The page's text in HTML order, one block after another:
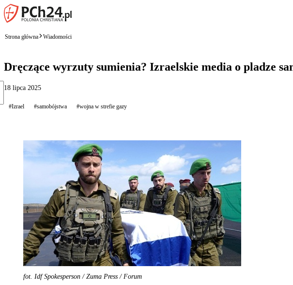
Strona główna Wiadomości
Dręczące wyrzuty sumienia? Izraelskie media o pladze
18 lipca 2025
#Izrael #samobójstwa #wojna w strefie gazy
fot. Idf Spokesperson / Zuma Press / Forum